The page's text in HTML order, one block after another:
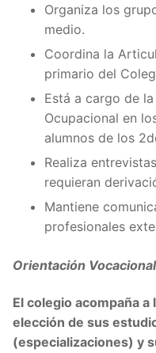
Organiza los
medio.
Coordina la
primario del
Está a cargo de
Ocupacional en
alumnos de los
Realiza
requieran
Mantiene
profesionales
Orientación
El colegio acompaña
elección de sus
(especializaciones) y